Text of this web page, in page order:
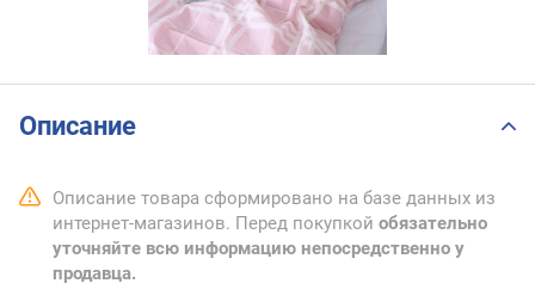
Описание
Описание товара сформировано на базе данных из
интернет-магазинов. Перед покупкой обязательно
уточняйте всю информацию непосредственно у
продавца.